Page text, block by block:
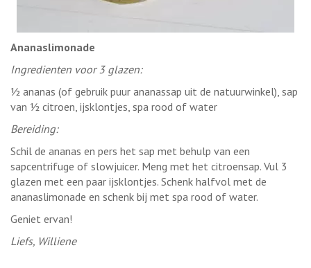
Ananaslimonade
Ingredienten voor 3 glazen:
½ ananas (of gebruik puur ananassap uit de natuurwinkel), sap
van ½ citroen, ijsklontjes, spa rood of water
Bereiding:
Schil de ananas en pers het sap met behulp van een
sapcentrifuge of slowjuicer. Meng met het citroensap. Vul 3
glazen met een paar ijsklontjes. Schenk halfvol met de
ananaslimonade en schenk bij met spa rood of water.
Geniet ervan!
Liefs, Williene